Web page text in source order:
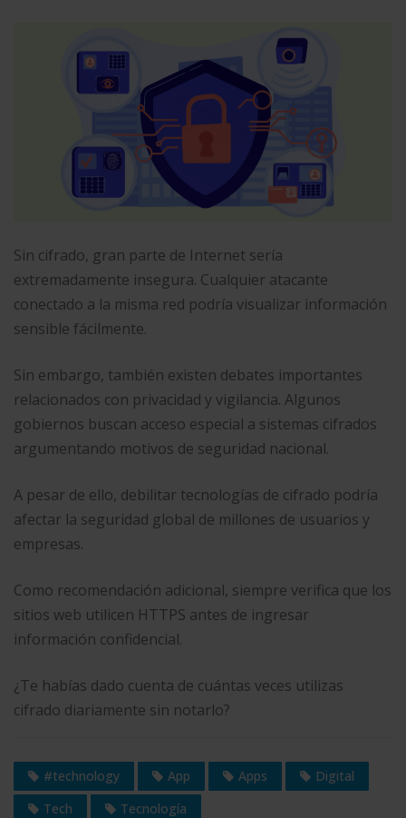
Sin cifrado, gran parte de Internet sería
extremadamente insegura. Cualquier atacante
conectado a la misma red podría visualizar información
sensible fácilmente.
Sin embargo, también existen debates importantes
relacionados con privacidad y vigilancia. Algunos
gobiernos buscan acceso especial a sistemas cifrados
argumentando motivos de seguridad nacional.
A pesar de ello, debilitar tecnologías de cifrado podría
afectar la seguridad global de millones de usuarios y
empresas.
Como recomendación adicional, siempre verifica que los
sitios web utilicen HTTPS antes de ingresar
información confidencial.
¿Te habías dado cuenta de cuántas veces utilizas
cifrado diariamente sin notarlo?
#technology App Apps
Digital
Tech
Tecnología